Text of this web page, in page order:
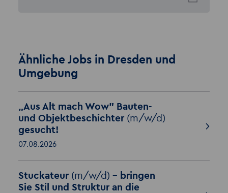
Ähnliche Jobs in Dresden und
Umgebung
„Aus Alt mach Wow" Bauten-
und Objektbeschichter (m/w/d)
gesucht!
07.08.2026
Stuckateur (m/w/d) – bringen
Sie Stil und Struktur an die